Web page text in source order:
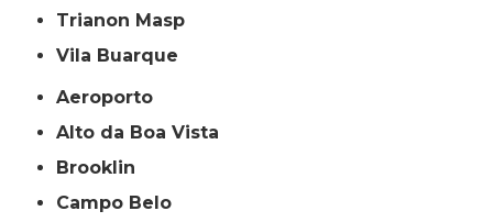
Trianon Masp
Vila Buarque
Aeroporto
Alto da Boa Vista
Brooklin
Campo Belo